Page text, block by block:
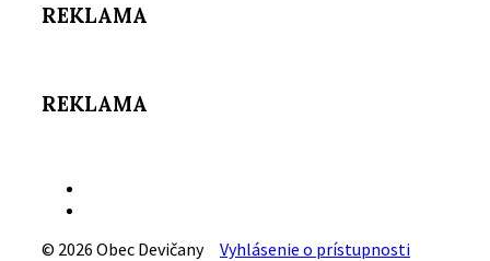
REKLAMA
REKLAMA
© 2026 Obec Devičany Vyhlásenie o prístupnosti